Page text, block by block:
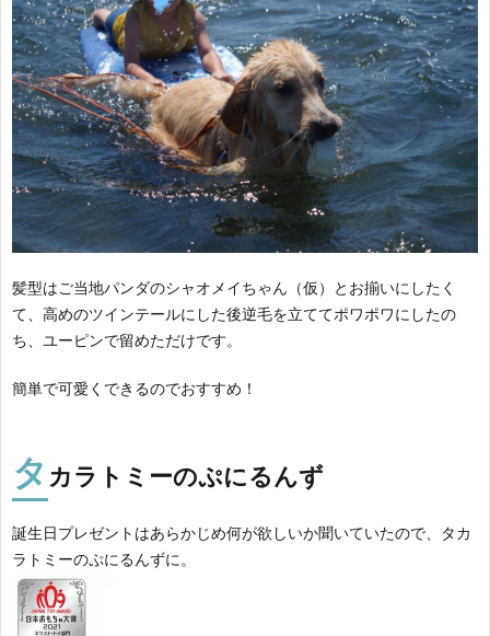
髪型はご当地パンダのシャオメイちゃん（仮）とお揃いにしたく
て、高めのツインテールにした後逆毛を立ててポワポワにしたの
ち、ユーピンで留めただけです。
簡単で可愛くできるのでおすすめ！
タ カラトミーのぷにるんず
誕生日プレゼントはあらかじめ何が欲しいか聞いていたので、タカ
ラトミーのぷにるんずに。